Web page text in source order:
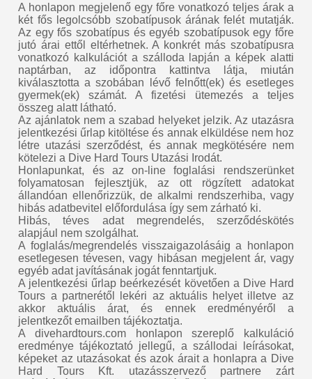
A honlapon megjelenő egy főre vonatkozó teljes árak a
két fős legolcsóbb szobatípusok árának felét mutatják.
Az egy fős szobatípus és egyéb szobatípusok egy főre
jutó árai ettől eltérhetnek. A konkrét más szobatípusra
vonatkozó kalkulációt a szálloda lapján a képek alatti
naptárban, az időpontra kattintva látja, miután
kiválasztotta a szobában lévő felnőtt(ek) és esetleges
gyermek(ek) számát. A fizetési ütemezés a teljes
összeg alatt látható.
Az ajánlatok nem a szabad helyeket jelzik. Az utazásra
jelentkezési űrlap kitöltése és annak elküldése nem hoz
létre utazási szerződést, és annak megkötésére nem
kötelezi a Dive Hard Tours Utazási Irodát.
Honlapunkat, és az on-line foglalási rendszerünket
folyamatosan fejlesztjük, az ott rögzített adatokat
állandóan ellenőrizzük, de alkalmi rendszerhiba, vagy
hibás adatbevitel előfordulása így sem zárható ki.
Hibás, téves adat megrendelés, szerződéskötés
alapjául nem szolgálhat.
A foglalás/megrendelés visszaigazolásáig a honlapon
esetlegesen tévesen, vagy hibásan megjelent ár, vagy
egyéb adat javításának jogát fenntartjuk.
A jelentkezési űrlap beérkezését követően a Dive Hard
Tours a partnerétől lekéri az aktuális helyet illetve az
akkor aktuális árat, és ennek eredményéről a
jelentkezőt emailben tájékoztatja.
A divehardtours.com honlapon szereplő kalkuláció
eredménye tájékoztató jellegű, a szállodai leírásokat,
képeket az utazásokat és azok árait a honlapra a Dive
Hard Tours Kft. utazásszervező partnere zárt